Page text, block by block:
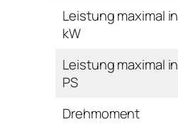
Leistung maximal in
kW
Leistung maximal in
PS
Drehmoment